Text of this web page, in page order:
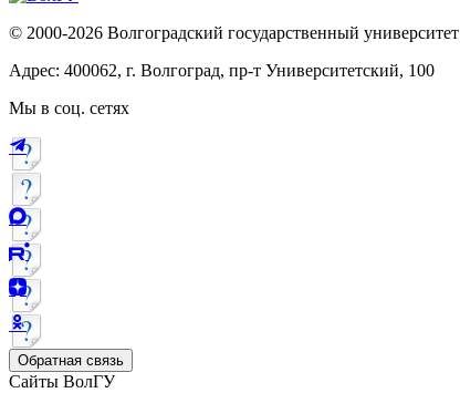
© 2000-2026 Волгоградский государственный университет
Адрес: 400062, г. Волгоград, пр-т Университетский, 100
Мы в соц. сетях
Обратная связь
Сайты ВолГУ